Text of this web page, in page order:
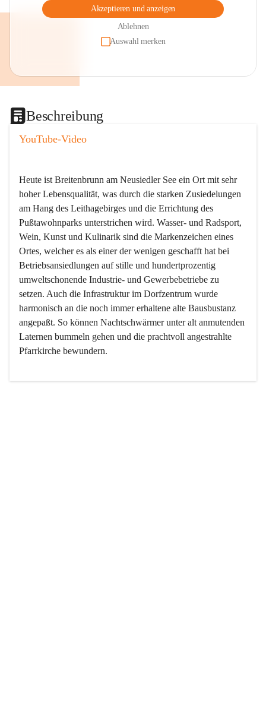
Akzeptieren und anzeigen
Ablehnen
Auswahl merken
Beschreibung
YouTube-Video
Heute ist Breitenbrunn am Neusiedler See ein Ort mit sehr
hoher Lebensqualität, was durch die starken Zusiedelungen
am Hang des Leithagebirges und die Errichtung des
Pußtawohnparks unterstrichen wird. Wasser- und Radsport,
Wein, Kunst und Kulinarik sind die Markenzeichen eines
Ortes, welcher es als einer der wenigen geschafft hat bei
Betriebsansiedlungen auf stille und hundertprozentig
umweltschonende Industrie- und Gewerbebetriebe zu
setzen. Auch die Infrastruktur im Dorfzentrum wurde
harmonisch an die noch immer erhaltene alte Bausbustanz
angepaßt. So können Nachtschwärmer unter alt anmutenden
Laternen bummeln gehen und die prachtvoll angestrahlte
Pfarrkirche bewundern.
Der Weinbau dominert heute nicht mehr, ist aber integrativer